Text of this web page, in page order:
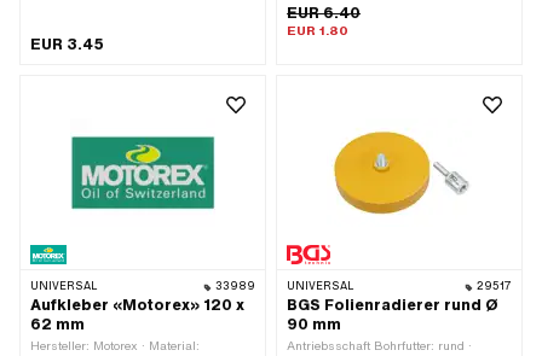
Beschaffenheit Rückseite: Klebstoff ·
EUR 3.45
mm · Höhe: 125 mm · Beschaffenheit
Rückseite: Klebstoff · Verwendungsort:
EUR 6.40
EUR 1.80
UNIVERSAL 33989
Aufkleber «Motorex» 120 x
62 mm
Hersteller: Motorex · Material:
UNIVERSAL 29517
BGS Folienradierer rund Ø
90 mm
Antriebsschaft Bohrfutter: rund ·